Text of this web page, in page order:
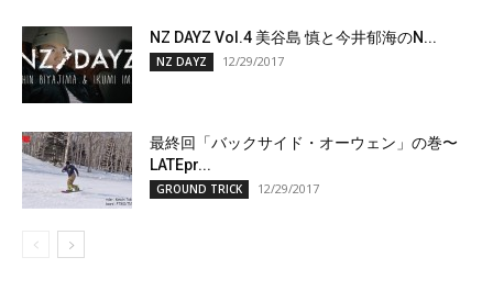
NZ DAYZ Vol.4 美谷島 慎と今井郁海のN...
NZ DAYZ 12/29/2017
最終回「バックサイド・オーウェン」の巻〜
LATEpr...
GROUND TRICK 12/29/2017